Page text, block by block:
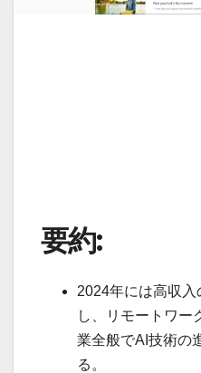
要約:
2024年には高収
し、リモートワー
業全般でAI技術の
る。